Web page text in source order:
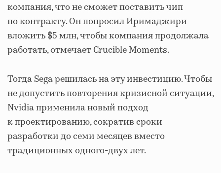
компания, что не сможет поставить чип
по контракту. Он попросил Иримаджири
вложить $5 млн, чтобы компания продолжала
работать, отмечает Crucible Moments.
Тогда Sega решилась на эту инвестицию. Чтобы
не допустить повторения кризисной ситуации,
Nvidia применила новый подход
к проектированию, сократив сроки
разработки до семи месяцев вместо
традиционных одного-двух лет.